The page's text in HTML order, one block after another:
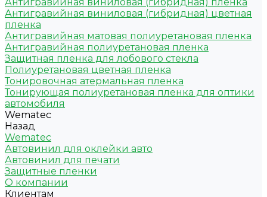
Антигравийная виниловая (гибридная) цветная
пленка
Антигравийная матовая полиуретановая пленка
Антигравийная полиуретановая пленка
Защитная пленка для лобового стекла
Полиуретановая цветная пленка
Тонировочная атермальная пленка
Тонирующая полиуретановая пленка для оптики
автомобиля
Wematec
Назад
Wematec
Автовинил для оклейки авто
Автовинил для печати
Защитные пленки
О компании
Клиентам